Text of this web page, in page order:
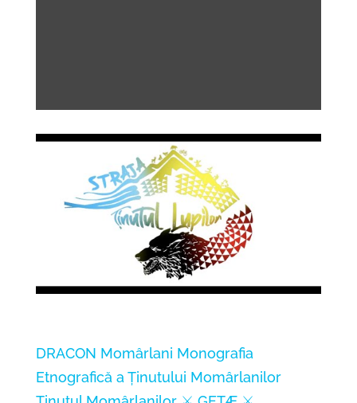
DRACON Momârlani Monografia
Etnografică a Ținutului Momârlanilor